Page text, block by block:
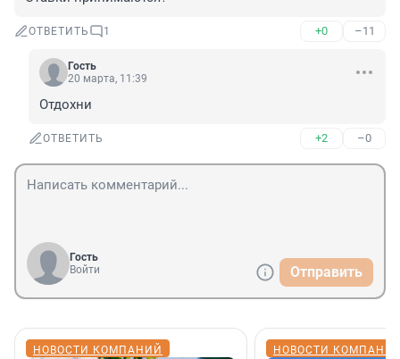
ОТВЕТИТЬ 1 +0 –11
Гость
20 марта, 11:39
Отдохни
ОТВЕТИТЬ +2 –0
Гость
Войти
Отправить
НОВОСТИ КОМПАНИЙ НОВОСТИ